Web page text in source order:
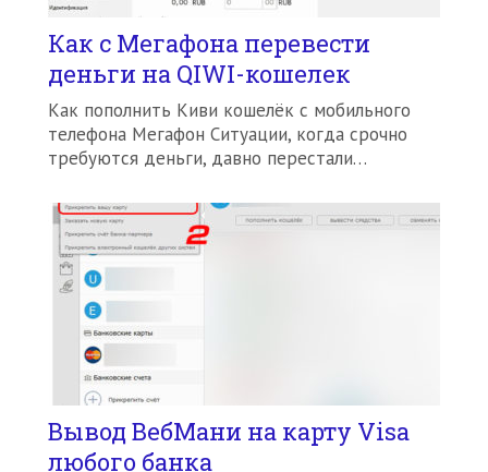
Как с Мегафона перевести
деньги на QIWI-кошелек
Как пополнить Киви кошелёк с мобильного
телефона Мегафон Ситуации, когда срочно
требуются деньги, давно перестали…
Вывод ВебМани на карту Visa
любого банка